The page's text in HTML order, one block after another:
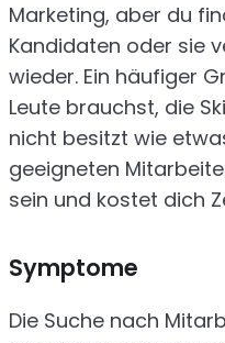
Marketing, aber du
Kandidaten oder sie
wieder. Ein häufiger
Leute brauchst, die
nicht besitzt wie
geeigneten
sein und kostet dich
Symptome
Die Suche nach